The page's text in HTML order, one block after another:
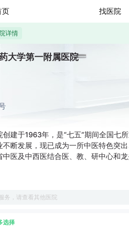
页 找医院
详情
大学第一附属医院
建于1963年，是“七五”期间全国七
不断发展，现已成为一所中医特色突
医及中西医结合医、教、研中心和
务，请查看其他医院
选择